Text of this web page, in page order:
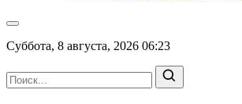
Суббота, 8 августа, 2026 06:23